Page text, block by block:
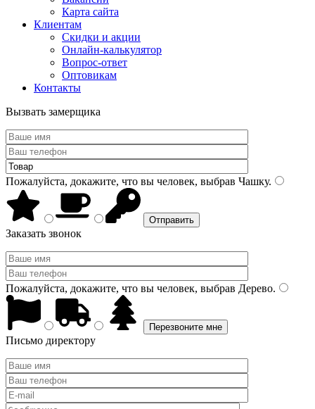
Карта сайта
Клиентам
Скидки и акции
Онлайн-калькулятор
Вопрос-ответ
Оптовикам
Контакты
Вызвать замерщика
Пожалуйста, докажите, что вы человек, выбрав Чашку.
Заказать звонок
Пожалуйста, докажите, что вы человек, выбрав Дерево.
Письмо директору